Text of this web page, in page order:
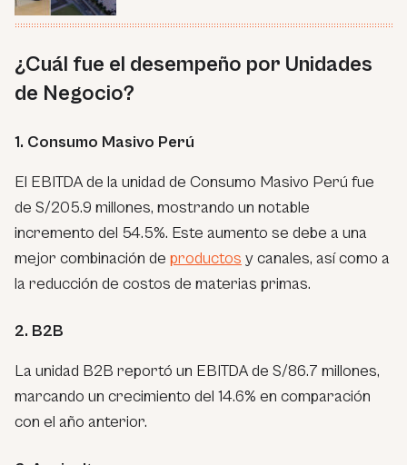
¿Cuál fue el desempeño por Unidades
de Negocio?
1. Consumo Masivo Perú
El EBITDA de la unidad de Consumo Masivo Perú fue
de S/205.9 millones, mostrando un notable
incremento del 54.5%. Este aumento se debe a una
mejor combinación de productos y canales, así como a
la reducción de costos de materias primas.
2. B2B
La unidad B2B reportó un EBITDA de S/86.7 millones,
marcando un crecimiento del 14.6% en comparación
con el año anterior.